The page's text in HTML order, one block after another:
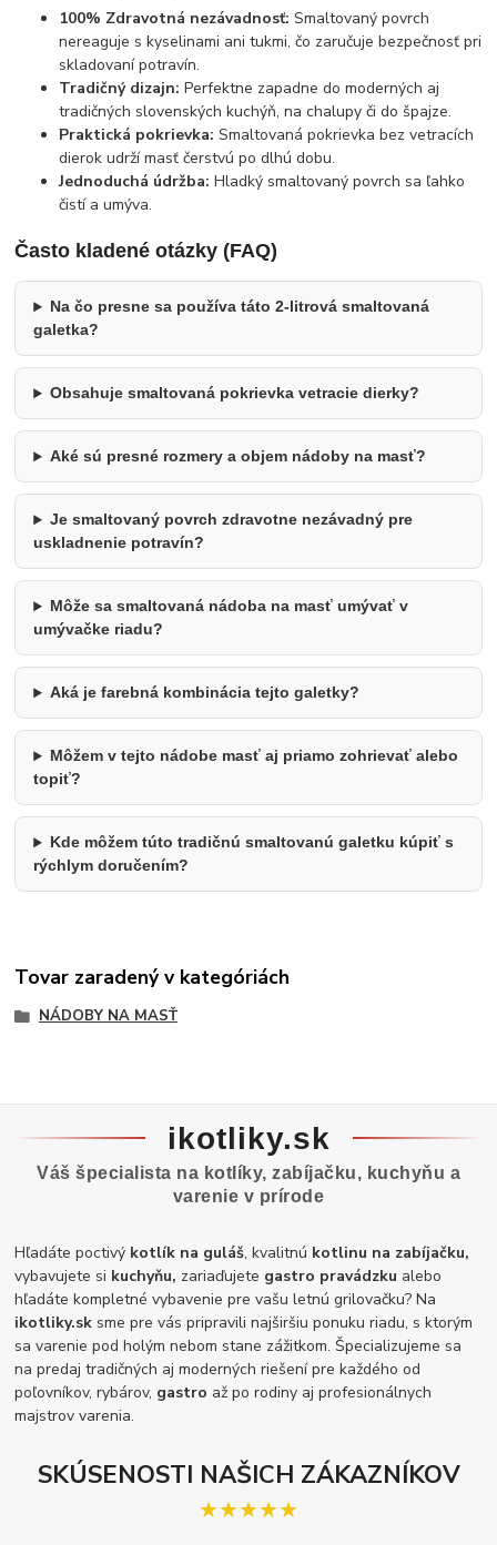
100% Zdravotná nezávadnosť: Smaltovaný povrch
nereaguje s kyselinami ani tukmi, čo zaručuje bezpečnosť pri
skladovaní potravín.
Tradičný dizajn: Perfektne zapadne do moderných aj
tradičných slovenských kuchýň, na chalupy či do špajze.
Praktická pokrievka: Smaltovaná pokrievka bez vetracích
dierok udrží masť čerstvú po dlhú dobu.
Jednoduchá údržba: Hladký smaltovaný povrch sa ľahko
čistí a umýva.
Často kladené otázky (FAQ)
Na čo presne sa používa táto 2-litrová smaltovaná
galetka?
Obsahuje smaltovaná pokrievka vetracie dierky?
Aké sú presné rozmery a objem nádoby na masť?
Je smaltovaný povrch zdravotne nezávadný pre
uskladnenie potravín?
Môže sa smaltovaná nádoba na masť umývať v
umývačke riadu?
Aká je farebná kombinácia tejto galetky?
Môžem v tejto nádobe masť aj priamo zohrievať alebo
topiť?
Kde môžem túto tradičnú smaltovanú galetku kúpiť s
rýchlym doručením?
Tovar zaradený v kategóriách
NÁDOBY NA MASŤ
ikotliky.sk
Váš špecialista na kotlíky, zabíjačku, kuchyňu a
varenie v prírode
Hľadáte poctivý kotlík na guláš, kvalitnú kotlinu na zabíjačku,
vybavujete si kuchyňu, zariaďujete gastro pravádzku alebo
hľadáte kompletné vybavenie pre vašu letnú grilovačku? Na
ikotliky.sk sme pre vás pripravili najširšiu ponuku riadu, s ktorým
sa varenie pod holým nebom stane zážitkom. Špecializujeme sa
na predaj tradičných aj moderných riešení pre každého od
poľovníkov, rybárov, gastro až po rodiny aj profesionálnych
majstrov varenia.
SKÚSENOSTI NAŠICH ZÁKAZNÍKOV
★★★★★